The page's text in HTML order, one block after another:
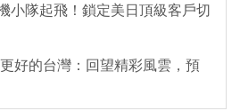
小隊起飛！鎖定美日頂級客戶切
好的台灣：回望精彩風雲，預